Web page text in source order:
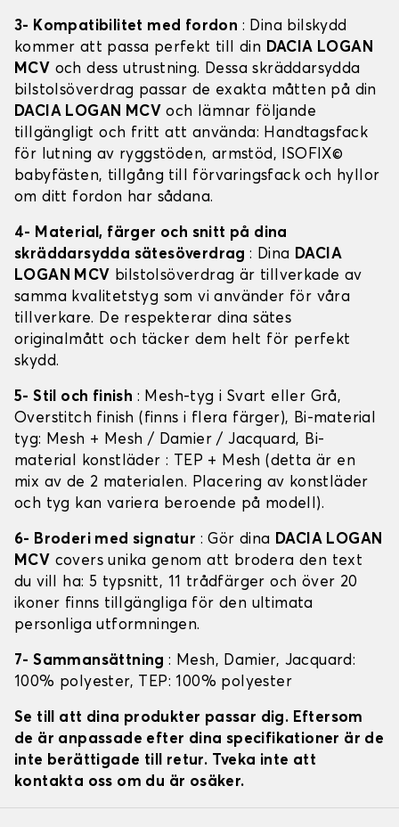
3- Kompatibilitet med fordon : Dina bilskydd
kommer att passa perfekt till din DACIA LOGAN
MCV och dess utrustning. Dessa skräddarsydda
bilstolsöverdrag passar de exakta måtten på din
DACIA LOGAN MCV och lämnar följande
tillgängligt och fritt att använda: Handtagsfack
för lutning av ryggstöden, armstöd, ISOFIX©
babyfästen, tillgång till förvaringsfack och hyllor
om ditt fordon har sådana.
4- Material, färger och snitt på dina
skräddarsydda sätesöverdrag: Dina DACIA
LOGAN MCV bilstolsöverdrag är tillverkade av
samma kvalitetstyg som vi använder för våra
tillverkare. De respekterar dina sätes
originalmått och täcker dem helt för perfekt
skydd.
5- Stil och finish : Mesh-tyg i Svart eller Grå,
Overstitch finish (finns i flera färger), Bi-material
tyg: Mesh + Mesh / Damier / Jacquard, Bi-
material konstläder : TEP + Mesh (detta är en
mix av de 2 materialen. Placering av konstläder
och tyg kan variera beroende på modell).
6- Broderi med signatur : Gör dina DACIA LOGAN
MCV covers unika genom att brodera den text
du vill ha: 5 typsnitt, 11 trådfärger och över 20
ikoner finns tillgängliga för den ultimata
personliga utformningen.
7- Sammansättning: Mesh, Damier, Jacquard:
100% polyester, TEP: 100% polyester
Se till att dina produkter passar dig. Eftersom
de är anpassade efter dina specifikationer är de
inte berättigade till retur. Tveka inte att
kontakta oss om du är osäker.